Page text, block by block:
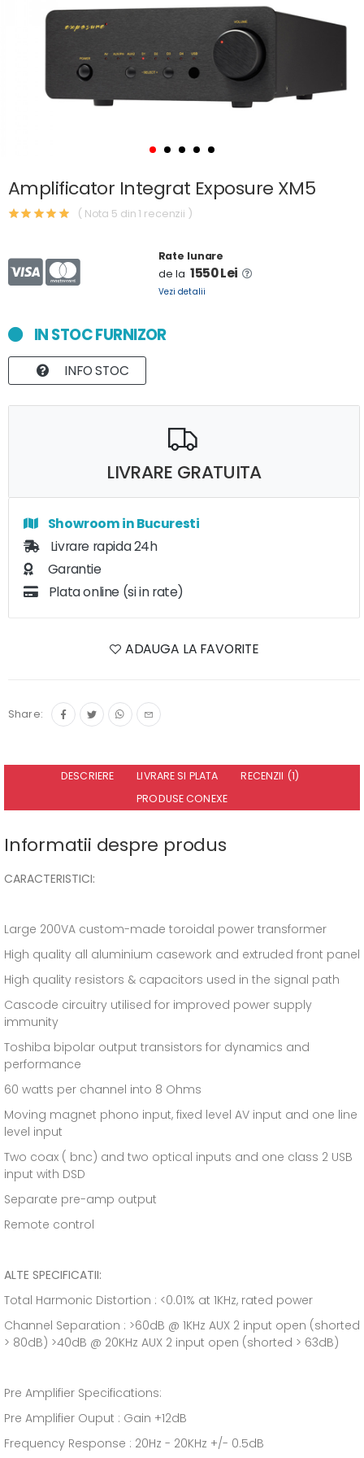
Amplificator Integrat Exposure XM5
( Nota 5 din 1 recenzii )
Rate lunare
de la 1550 Lei
Vezi detalii
IN STOC FURNIZOR
INFO STOC
LIVRARE GRATUITA
Showroom in Bucuresti
Livrare rapida 24h
Garantie
Plata online (si in rate)
ADAUGA LA FAVORITE
Share:
DESCRIERE LIVRARE SI PLATA
RECENZII (1)
PRODUSE CONEXE
Informatii despre produs
CARACTERISTICI:
Large 200VA custom-made toroidal power transformer
High quality all aluminium casework and extruded front panel
High quality resistors & capacitors used in the signal path
Cascode circuitry utilised for improved power supply
immunity
Toshiba bipolar output transistors for dynamics and
performance
60 watts per channel into 8 Ohms
Moving magnet phono input, fixed level AV input and one line
level input
Two coax ( bnc) and two optical inputs and one class 2 USB
input with DSD
Separate pre-amp output
Remote control
ALTE SPECIFICATII:
Total Harmonic Distortion : <0.01% at 1KHz, rated power
Channel Separation : >60dB @ 1KHz AUX 2 input open (shorted
> 80dB) >40dB @ 20KHz AUX 2 input open (shorted > 63dB)
Pre Amplifier Specifications:
Pre Amplifier Ouput : Gain +12dB
Frequency Response : 20Hz - 20KHz +/- 0.5dB